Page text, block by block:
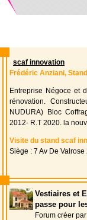
scaf innovation
Frédéric Anziani,
Entreprise Négoce et
rénovation.
NUDURA) Bloc
2012- R.T 2020. la
Visite du stand scaf
Siège : 7 Av De
Vestiaires et
passe pour
Forum créer